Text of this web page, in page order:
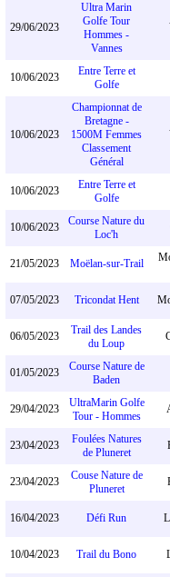
29/06/2023
Ultra Marin
Golfe Tour
Hommes -
Vannes
10/06/2023
Entre Terre et
Golfe
10/06/2023
Championnat de
Bretagne -
1500M Femmes
Classement
Général
10/06/2023
Entre Terre et
Golfe
10/06/2023
Course Nature du
Loc'h
21/05/2023 Moëlan-sur-Trail
07/05/2023 Tricondat Hent
06/05/2023
Trail des Landes
du Loup
01/05/2023
Course Nature de
Baden
29/04/2023
UltraMarin Golfe
Tour - Hommes
23/04/2023
Foulées Natures
de Pluneret
23/04/2023
Couse Nature de
Pluneret
16/04/2023 Défi Run
10/04/2023 Trail du Bono